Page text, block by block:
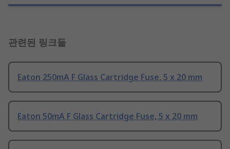
관련된 링크들
Eaton 250mA F Glass Cartridge Fuse, 5 x 20 mm
Eaton 50mA F Glass Cartridge Fuse, 5 x 20 mm